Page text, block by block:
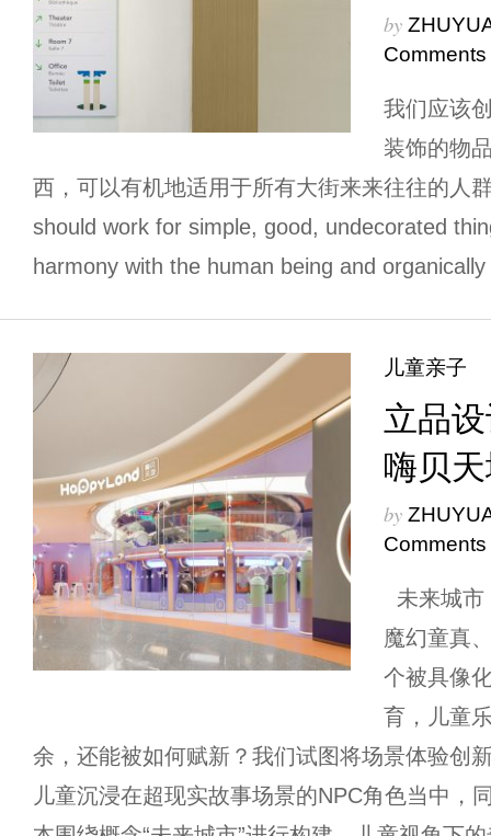
by
Comments
我们应该
装饰的物
西，可以有机地适用于所有大街来来往往的
should work for simple, good, undecorated
harmony with the human being and
儿童亲子
立品
嗨贝
by
Comments
未来城
魔幻童真
个被具像
育，儿童
余，还能被如何赋新？我们试图将场景体验创
儿童沉浸在超现实故事场景的NPC角色当中，